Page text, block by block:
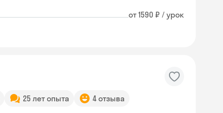
от 1590 ₽ / урок
25 лет опыта 4 отзыва